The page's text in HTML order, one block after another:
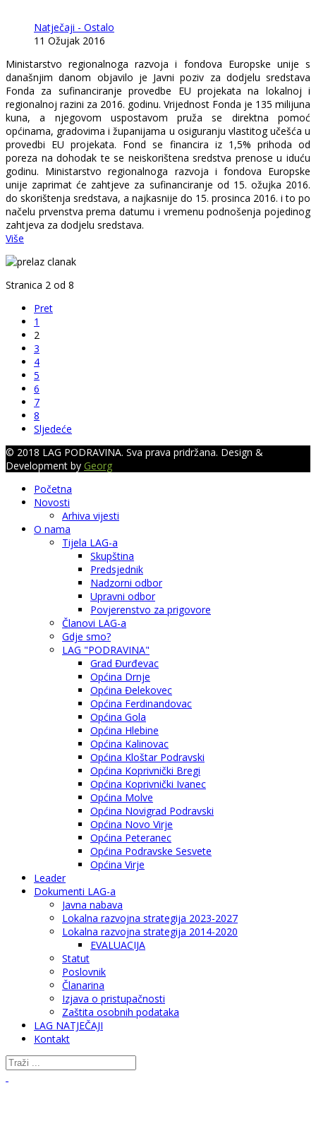
Natječaji - Ostalo
11 Ožujak 2016
Ministarstvo regionalnoga razvoja i fondova Europske unije s
današnjim danom objavilo je Javni poziv za dodjelu sredstava
Fonda za sufinanciranje provedbe EU projekata na lokalnoj i
regionalnoj razini za 2016. godinu. Vrijednost Fonda je 135 milijuna
kuna, a njegovom uspostavom pruža se direktna pomoć
općinama, gradovima i županijama u osiguranju vlastitog učešća u
provedbi EU projekata. Fond se financira iz 1,5% prihoda od
poreza na dohodak te se neiskorištena sredstva prenose u iduću
godinu. Ministarstvo regionalnoga razvoja i fondova Europske
unije zaprimat će zahtjeve za sufinanciranje od 15. ožujka 2016.
do skorištenja sredstava, a najkasnije do 15. prosinca 2016. i to po
načelu prvenstva prema datumu i vremenu podnošenja pojedinog
zahtjeva za dodjelu sredstava.
Više
Stranica 2 od 8
Pret
1
2
3
4
5
6
7
8
Sljedeće
© 2018 LAG PODRAVINA. Sva prava pridržana. Design &
Development by Georg
Početna
Novosti
Arhiva vijesti
O nama
Tijela LAG-a
Skupština
Predsjednik
Nadzorni odbor
Upravni odbor
Povjerenstvo za prigovore
Članovi LAG-a
Gdje smo?
LAG "PODRAVINA"
Grad Đurđevac
Općina Drnje
Općina Đelekovec
Općina Ferdinandovac
Općina Gola
Općina Hlebine
Općina Kalinovac
Općina Kloštar Podravski
Općina Koprivnički Bregi
Općina Koprivnički Ivanec
Općina Molve
Općina Novigrad Podravski
Općina Novo Virje
Općina Peteranec
Općina Podravske Sesvete
Općina Virje
Leader
Dokumenti LAG-a
Javna nabava
Lokalna razvojna strategija 2023-2027
Lokalna razvojna strategija 2014-2020
EVALUACIJA
Statut
Poslovnik
Članarina
Izjava o pristupačnosti
Zaštita osobnih podataka
LAG NATJEČAJI
Kontakt